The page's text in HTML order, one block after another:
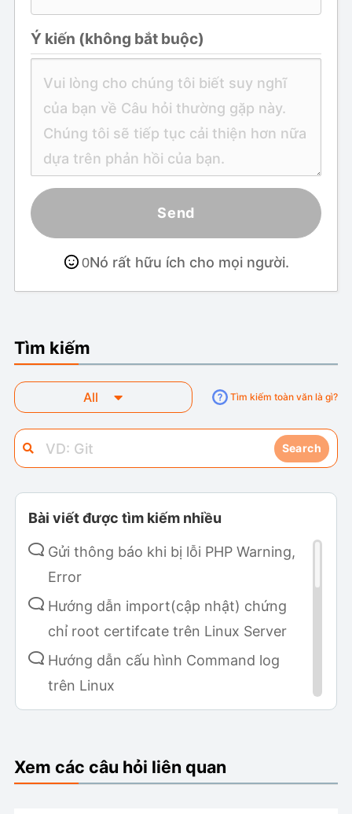
Ý kiến ​​(không bắt buộc)
Send
0Nó rất hữu ích cho mọi người.
Tìm kiếm
All
Search
Tìm kiếm toàn văn là gì?
Bài viết được tìm kiếm nhiều
Gửi thông báo khi bị lỗi PHP Warning,
Error
Hướng dẫn import(cập nhật) chứng
chỉ root certifcate trên Linux Server
Hướng dẫn cấu hình Command log
trên Linux
Hướng dẫn cài đặt Metabase sử dụng
Hướng dẫn cài đặt v2board trên
Xem các câu hỏi liên quan